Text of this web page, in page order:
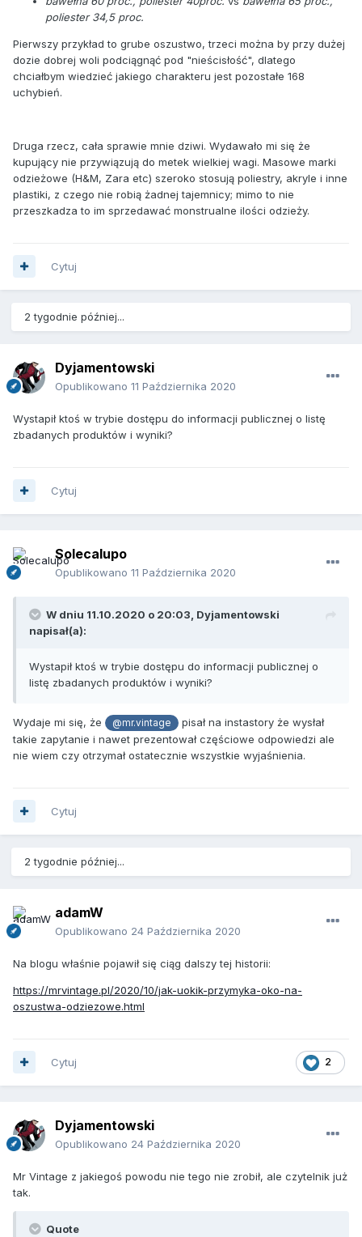
poliester 34,5 proc.
Pierwszy przykład to grube oszustwo, trzeci można by przy dużej
dozie dobrej woli podciągnąć pod "nieścisłość", dlatego
chciałbym wiedzieć jakiego charakteru jest pozostałe 168
uchybień.
Druga rzecz, cała sprawie mnie dziwi. Wydawało mi się że
kupujący nie przywiązują do metek wielkiej wagi. Masowe marki
odzieżowe (H&M, Zara etc) szeroko stosują poliestry, akryle i inne
plastiki, z czego nie robią żadnej tajemnicy; mimo to nie
przeszkadza to im sprzedawać monstrualne ilości odzieży.
Cytuj
2 tygodnie później...
Dyjamentowski
Opublikowano 11 Października 2020
Wystapił ktoś w trybie dostępu do informacji publicznej o listę
zbadanych produktów i wyniki?
Cytuj
Solecalupo
Opublikowano 11 Października 2020
W dniu 11.10.2020 o 20:03, Dyjamentowski
napisał(a):
Wystapił ktoś w trybie dostępu do informacji publicznej o
listę zbadanych produktów i wyniki?
Wydaje mi się, że @mr.vintage
pisał na instastory że wysłał
takie zapytanie i nawet prezentował częściowe odpowiedzi ale
nie wiem czy otrzymał ostatecznie wszystkie wyjaśnienia.
Cytuj
2 tygodnie później...
adamW
Opublikowano 24 Października 2020
Na blogu właśnie pojawił się ciąg dalszy tej historii:
https://mrvintage.pl/2020/10/jak-uokik-przymyka-oko-na-
oszustwa-odziezowe.html
2
Cytuj
Dyjamentowski
Opublikowano 24 Października 2020
Mr Vintage z jakiegoś powodu nie tego nie zrobił, ale czytelnik już
tak.
Quote